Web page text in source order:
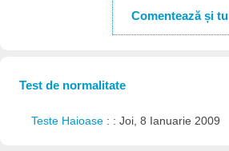
Comentează și tu
Test de normalitate
Teste Haioase : : Joi, 8 Ianuarie 2009